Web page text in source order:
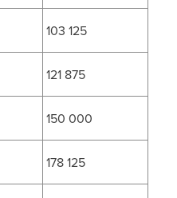
103 125
121 875
150 000
178 125